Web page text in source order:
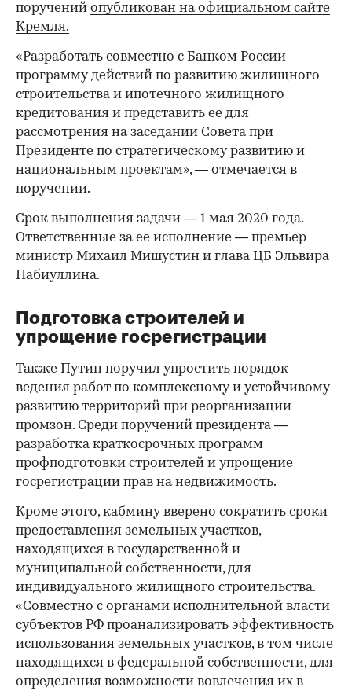
поручений опубликован на официальном сайте
Кремля.
«Разработать совместно с Банком России
программу действий по развитию жилищного
строительства и ипотечного жилищного
кредитования и представить ее для
рассмотрения на заседании Совета при
Президенте по стратегическому развитию и
национальным проектам», — отмечается в
поручении.
Срок выполнения задачи — 1 мая 2020 года.
Ответственные за ее исполнение — премьер-
министр Михаил Мишустин и глава ЦБ Эльвира
Набиуллина.
Подготовка строителей и
упрощение госрегистрации
Также Путин поручил упростить порядок
ведения работ по комплексному и устойчивому
развитию территорий при реорганизации
промзон. Среди поручений президента —
разработка краткосрочных программ
профподготовки строителей и упрощение
госрегистрации прав на недвижимость.
Кроме этого, кабмину вверено сократить сроки
предоставления земельных участков,
находящихся в государственной и
муниципальной собственности, для
индивидуального жилищного строительства.
«Совместно с органами исполнительной власти
субъектов РФ проанализировать эффективность
использования земельных участков, в том числе
находящихся в федеральной собственности, для
определения возможности вовлечения их в